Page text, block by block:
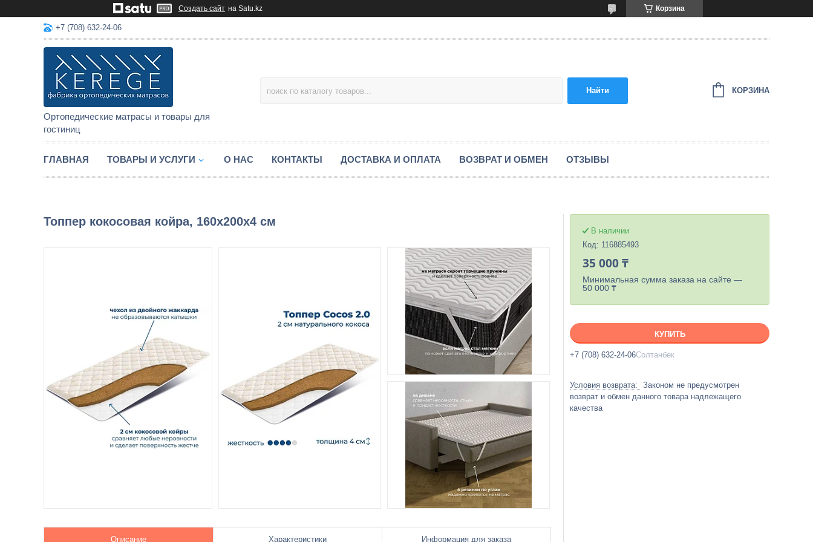
Создать сайт на Satu.kz Корзина
+7 (708) 632-24-06
Ортопедические матрасы и товары для
гостиниц
Найти КОРЗИНА
ГЛАВНАЯ ТОВАРЫ И УСЛУГИ О НАС КОНТАКТЫ ДОСТАВКА И ОПЛАТА ВОЗВРАТ И ОБМЕН ОТЗЫВЫ
Топпер кокосовая койра, 160x200x4 см
Описание Характеристики Информация для заказа
В наличии
Код: 116885493
35 000 ₸
Минимальная сумма заказа на сайте —
50 000 ₸
КУПИТЬ
+7 (708) 632-24-06Солтанбек
Законом не предусмотрен
возврат и обмен данного товара надлежащего
качества